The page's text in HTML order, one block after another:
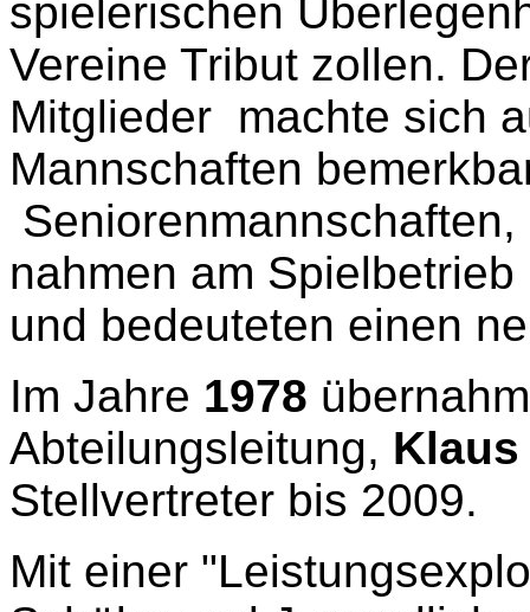
spielerischen
Vereine Tribut zollen.
Mitglieder machte sich
Mannschaften
nahmen am Spielbetrieb
und bedeuteten einen
Im Jahre 1978
Abteilungsleitung, Klaus
Stellvertreter bis 2009.
Mit einer